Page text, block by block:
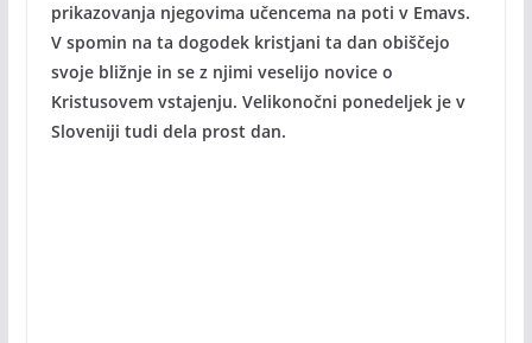
prikazovanja njegovima učencema na poti v Emavs.
V spomin na ta dogodek kristjani ta dan obiščejo
svoje bližnje in se z njimi veselijo novice o
Kristusovem vstajenju. Velikonočni ponedeljek je v
Sloveniji tudi dela prost dan.